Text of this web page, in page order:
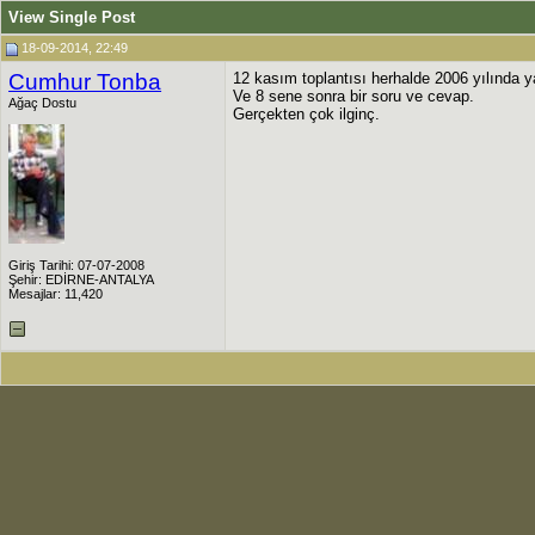
View Single Post
18-09-2014, 22:49
Cumhur Tonba
Ağaç Dostu
Giriş Tarihi: 07-07-2008
Şehir: EDİRNE-ANTALYA
Mesajlar: 11,420
12 kasım toplantısı herhalde 2006 yılında
Ve 8 sene sonra bir soru ve cevap.
Gerçekten çok ilginç.